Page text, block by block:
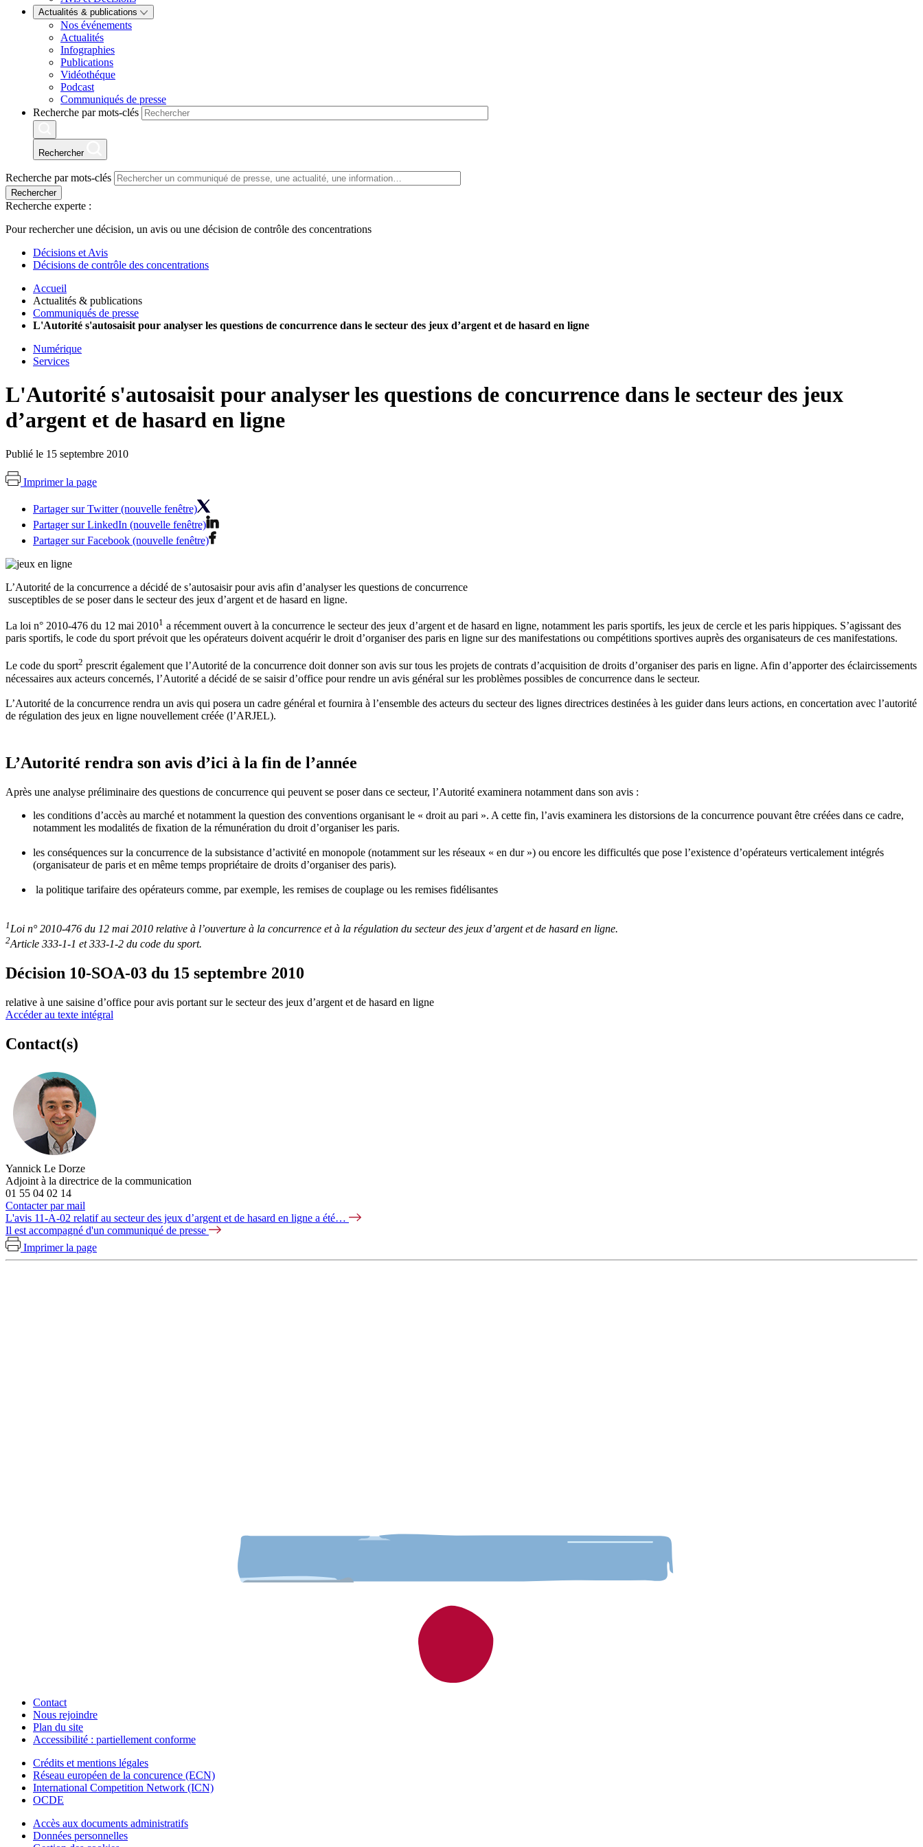
Actualités & publications
Nos événements
Actualités
Infographies
Publications
Vidéothéque
Podcast
Communiqués de presse
Recherche par mots-clés
Rechercher
Recherche par mots-clés
Rechercher
Recherche experte :
Pour rechercher une décision, un avis ou une décision de contrôle des concentrations
Décisions et Avis
Décisions de contrôle des concentrations
Accueil
Actualités & publications
Communiqués de presse
L'Autorité s'autosaisit pour analyser les questions de concurrence dans le secteur des jeux d’argent et de hasard en ligne
Numérique
Services
L'Autorité s'autosaisit pour analyser les questions de concurrence dans le secteur des jeux
d’argent et de hasard en ligne
Publié le 15 septembre 2010
Imprimer la page
Partager sur Twitter (nouvelle fenêtre)
Partager sur LinkedIn (nouvelle fenêtre)
Partager sur Facebook (nouvelle fenêtre)
L’Autorité de la concurrence a décidé de s’autosaisir pour avis afin d’analyser les questions de concurrence
susceptibles de se poser dans le secteur des jeux d’argent et de hasard en ligne.
La loi n° 2010-476 du 12 mai 20101 a récemment ouvert à la concurrence le secteur des jeux d’argent et de hasard en ligne, notamment les paris sportifs, les jeux de cercle et les paris hippiques. S’agissant des
paris sportifs, le code du sport prévoit que les opérateurs doivent acquérir le droit d’organiser des paris en ligne sur des manifestations ou compétitions sportives auprès des organisateurs de ces manifestations.
Le code du sport2 prescrit également que l’Autorité de la concurrence doit donner son avis sur tous les projets de contrats d’acquisition de droits d’organiser des paris en ligne. Afin d’apporter des éclaircissements
nécessaires aux acteurs concernés, l’Autorité a décidé de se saisir d’office pour rendre un avis général sur les problèmes possibles de concurrence dans le secteur.
L’Autorité de la concurrence rendra un avis qui posera un cadre général et fournira à l’ensemble des acteurs du secteur des lignes directrices destinées à les guider dans leurs actions, en concertation avec l’autorité
de régulation des jeux en ligne nouvellement créée (l’ARJEL).
L’Autorité rendra son avis d’ici à la fin de l’année
Après une analyse préliminaire des questions de concurrence qui peuvent se poser dans ce secteur, l’Autorité examinera notamment dans son avis :
les conditions d’accès au marché et notamment la question des conventions organisant le « droit au pari ». A cette fin, l’avis examinera les distorsions de la concurrence pouvant être créées dans ce cadre,
notamment les modalités de fixation de la rémunération du droit d’organiser les paris.
les conséquences sur la concurrence de la subsistance d’activité en monopole (notamment sur les réseaux « en dur ») ou encore les difficultés que pose l’existence d’opérateurs verticalement intégrés
(organisateur de paris et en même temps propriétaire de droits d’organiser des paris).
la politique tarifaire des opérateurs comme, par exemple, les remises de couplage ou les remises fidélisantes
1 Loi n° 2010-476 du 12 mai 2010 relative à l’ouverture à la concurrence et à la régulation du secteur des jeux d’argent et de hasard en ligne.
2Article 333-1-1 et 333-1-2 du code du sport.
Décision 10-SOA-03 du 15 septembre 2010
relative à une saisine d’office pour avis portant sur le secteur des jeux d’argent et de hasard en ligne
Accéder au texte intégral
Contact(s)
Yannick Le Dorze
Adjoint à la directrice de la communication
01 55 04 02 14
Contacter par mail
L'avis 11-A-02 relatif au secteur des jeux d’argent et de hasard en ligne a été…
Il est accompagné d'un communiqué de presse
Imprimer la page
Contact
Nous rejoindre
Plan du site
Accessibilité : partiellement conforme
Crédits et mentions légales
Réseau européen de la concurence (ECN)
International Competition Network (ICN)
OCDE
Accès aux documents administratifs
Données personnelles